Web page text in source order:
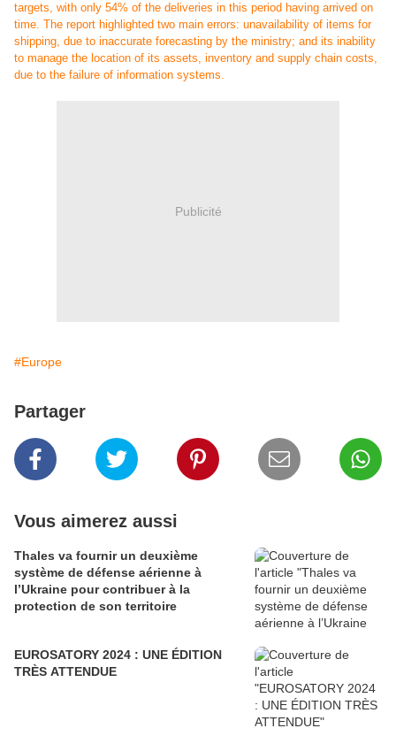
targets, with only 54% of the deliveries in this period having arrived on
time. The report highlighted two main errors: unavailability of items for
shipping, due to inaccurate forecasting by the ministry; and its inability
to manage the location of its assets, inventory and supply chain costs,
due to the failure of information systems.
Publicité
#Europe
Partager
Vous aimerez aussi
Thales va fournir un deuxième
système de défense aérienne à
l’Ukraine pour contribuer à la
protection de son territoire
EUROSATORY 2024 : UNE ÉDITION
TRÈS ATTENDUE